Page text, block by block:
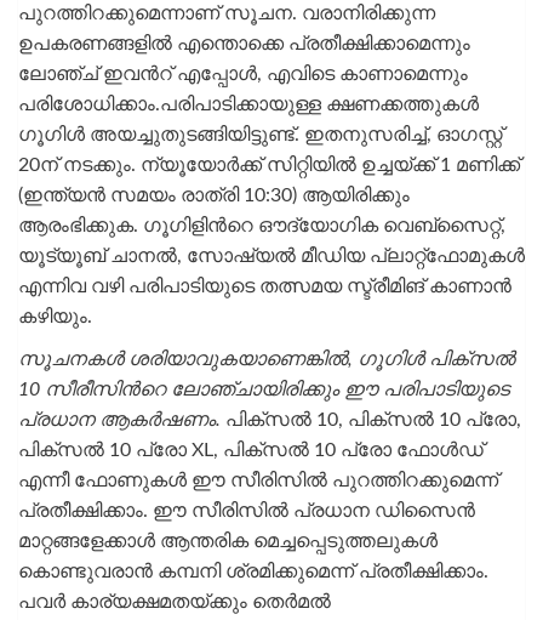
പുറത്തിറക്കുമെന്നാണ് സൂചന. വരാനിരിക്കുന്ന
ഉപകരണങ്ങളിൽ എന്തൊക്കെ പ്രതീക്ഷിക്കാമെന്നും
ലോഞ്ച് ഇവന്‍റ് എപ്പോൾ, എവിടെ കാണാമെന്നും
പരിശോധിക്കാം.പരിപാടിക്കായുള്ള ക്ഷണക്കത്തുകൾ
ഗൂഗിൾ അയച്ചുതുടങ്ങിയിട്ടുണ്ട്. ഇതനുസരിച്ച്, ഓഗസ്റ്റ്
20ന് നടക്കും. ന്യൂയോർക്ക് സിറ്റിയിൽ ഉച്ചയ്ക്ക് 1 മണിക്ക്
(ഇന്ത്യൻ സമയം രാത്രി 10:30) ആയിരിക്കും
ആരംഭിക്കുക. ഗൂഗിളിന്‍റെ ഔദ്യോഗിക വെബ്‌സൈറ്റ്,
യൂട്യൂബ് ചാനൽ, സോഷ്യൽ മീഡിയ പ്ലാറ്റ്‌ഫോമുകൾ
എന്നിവ വഴി പരിപാടിയുടെ തത്സമയ സ്ട്രീമിങ് കാണാൻ
കഴിയും.
സൂചനകൾ ശരിയാവുകയാണെങ്കിൽ, ഗൂഗിൾ പിക്‌സൽ
10 സീരീസിന്‍റെ ലോഞ്ചായിരിക്കും ഈ പരിപാടിയുടെ
പ്രധാന ആകർഷണം. പിക്‌സൽ 10, പിക്‌സൽ 10 പ്രോ,
പിക്‌സൽ 10 പ്രോ XL, പിക്‌സൽ 10 പ്രോ ഫോൾഡ്
എന്നീ ഫോണുകൾ ഈ സീരിസിൽ പുറത്തിറക്കുമെന്ന്
പ്രതീക്ഷിക്കാം. ഈ സീരിസിൽ പ്രധാന ഡിസൈൻ
മാറ്റങ്ങളേക്കാൾ ആന്തരിക മെച്ചപ്പെടുത്തലുകൾ
കൊണ്ടുവരാൻ കമ്പനി ശ്രമിക്കുമെന്ന് പ്രതീക്ഷിക്കാം.
പവർ കാര്യക്ഷമതയ്ക്കും തെർമൽ